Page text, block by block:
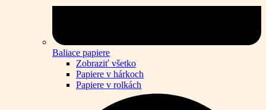
Baliace papiere
Zobraziť všetko
Papiere v hárkoch
Papiere v rolkách